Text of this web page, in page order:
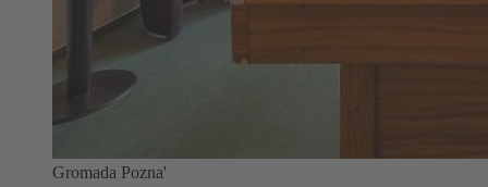
Gromada Pozna'